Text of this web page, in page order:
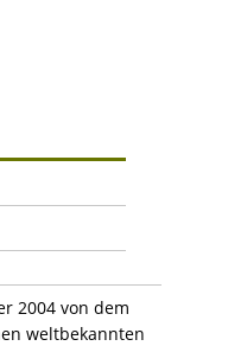
2004 von dem
weltbekannten